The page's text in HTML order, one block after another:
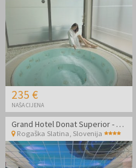
235 €
NAŠA CIJENA
Grand Hotel Donat Superior - Luksuzno opuštanje tijekom vikenda
Rogaška Slatina, Slovenija